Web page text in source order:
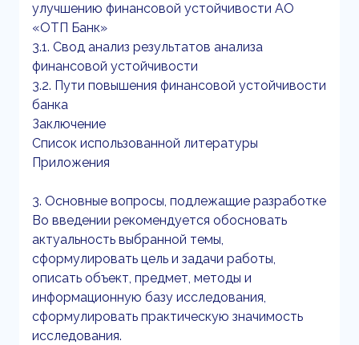
улучшению финансовой устойчивости АО
«ОТП Банк»
3.1. Свод анализ результатов анализа
финансовой устойчивости
3.2. Пути повышения финансовой устойчивости
банка
Заключение
Список использованной литературы
Приложения
3. Основные вопросы, подлежащие разработке
Во введении рекомендуется обосновать
актуальность выбранной темы,
сформулировать цель и задачи работы,
описать объект, предмет, методы и
информационную базу исследования,
сформулировать практическую значимость
исследования.